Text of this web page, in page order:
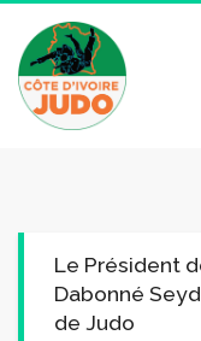
Le Président
Dabonné
de Judo